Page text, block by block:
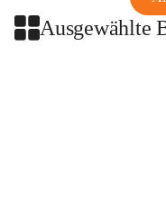
Ausgewählte